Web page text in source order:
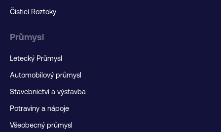
Čisticí Roztoky
Průmysl
Letecký Průmysl
Automobilový průmysl
Stavebnictví a výstavba
Potraviny a nápoje
Všeobecný průmysl